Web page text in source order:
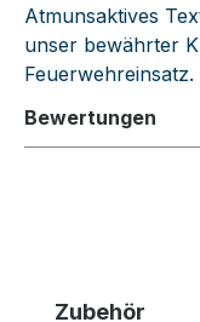
Atmunsaktives
unser bewährter
Bewertungen
Produktgalerie
Zubehör